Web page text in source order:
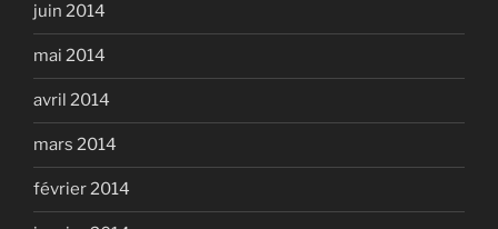
juin 2014
mai 2014
avril 2014
mars 2014
février 2014